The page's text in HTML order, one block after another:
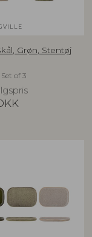
Grøn, Stentøj
of 3